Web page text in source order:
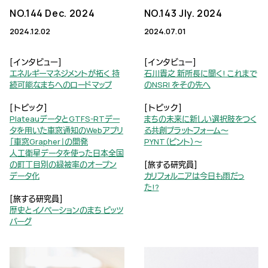
NO.144 Dec. 2024
2024.12.02
[インタビュー]
エネルギーマネジメントが拓く 持
続可能なまちへのロードマップ
[トピック]
PlateauデータとGTFS-RTデー
タを用いた車窓通知のWebアプリ
「車窓Grapher」の開発
人工衛星データを使った日本全国
の町丁目別の緑被率のオープン
データ化
[旅する研究員]
歴史とイノベーションのまち ピッツ
バーグ
NO.143 Jly. 2024
2024.07.01
[インタビュー]
石川貴之 新所長に聞く! これまで
のNSRI をその先へ
[トピック]
まちの未来に新しい選択肢をつく
る共創プラットフォーム～
PYNT（ピント）～
[旅する研究員]
カリフォルニアは今日も雨だっ
た!?